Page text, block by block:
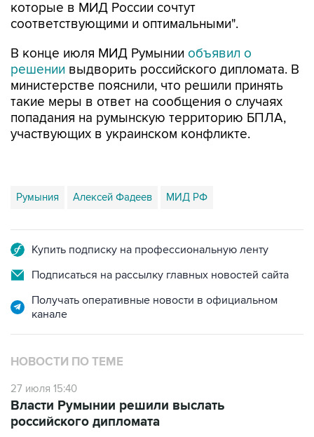
которые в МИД России сочтут
соответствующими и оптимальными".
В конце июля МИД Румынии объявил о
решении выдворить российского дипломата. В
министерстве пояснили, что решили принять
такие меры в ответ на сообщения о случаях
попадания на румынскую территорию БПЛА,
участвующих в украинском конфликте.
Румыния Алексей Фадеев МИД РФ
Купить подписку на профессиональную ленту
Подписаться на рассылку главных новостей сайта
Получать оперативные новости в официальном
канале
НОВОСТИ ПО ТЕМЕ
27 июля 15:40
Власти Румынии решили выслать
российского дипломата